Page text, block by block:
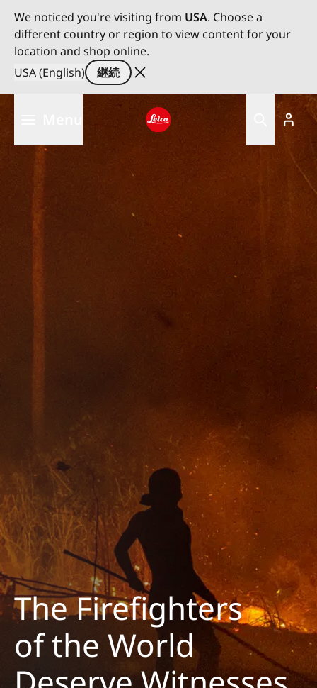
We noticed you're visiting from USA. Choose a
different country or region to view content for your
location and shop online.
USA (English)
継続
イ
Leica logo - Home
The Firefighters
of the World